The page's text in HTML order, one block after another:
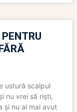
ustură scalpul
nu vrei să riști,
și nu ai mai avut